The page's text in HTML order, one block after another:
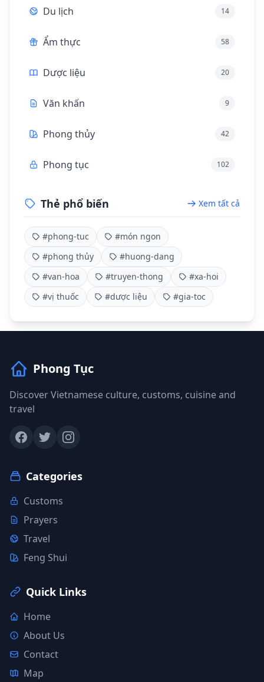
Du lịch 14
Ẩm thực 58
Dược liệu 20
Văn khấn 9
Phong thủy 42
Phong tục 102
Thẻ phổ biến Xem tất cả
#phong-tuc
#món ngon
#phong thủy
#huong-dang
#van-hoa
#truyen-thong
#xa-hoi
#vị thuốc
#dược liệu #gia-toc
Phong Tục
Discover Vietnamese culture, customs, cuisine and
travel
Categories
Customs
Prayers
Travel
Feng Shui
Quick Links
Home
About Us
Contact
Map